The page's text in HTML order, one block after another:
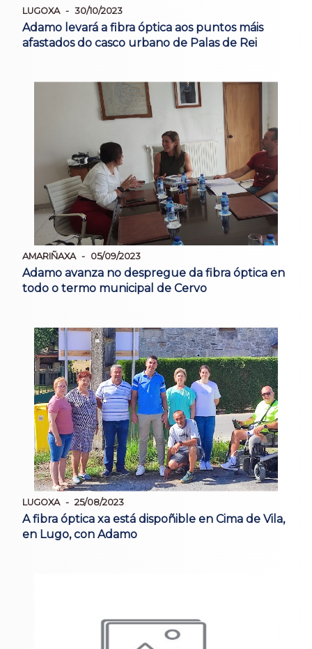
LUGOXA 30/10/2023
Adamo levará a fibra óptica aos puntos máis
afastados do casco urbano de Palas de Rei
AMARIÑAXA 05/09/2023
Adamo avanza no despregue da fibra óptica en
todo o termo municipal de Cervo
LUGOXA 25/08/2023
A fibra óptica xa está dispoñible en Cima de Vila,
en Lugo, con Adamo